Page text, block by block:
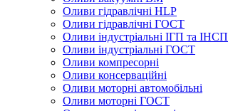
Оливи гідравлічні HLP
Оливи гідравлічні ГОСТ
Оливи індустріальні ІГП та ІНСП
Оливи індустріальні ГОСТ
Оливи компресорні
Оливи консерваційні
Оливи моторні автомобільні
Оливи моторні ГОСТ